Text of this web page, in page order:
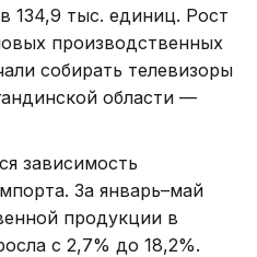
134,9 тыс. единиц. Рост
производственных
собирать телевизоры
области —
зависимость
За январь–май
продукции в
с 2,7% до 18,2%.